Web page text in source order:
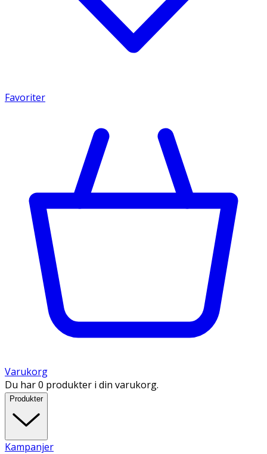
Favoriter
Varukorg
Du har 0 produkter i din varukorg.
Produkter
Kampanjer